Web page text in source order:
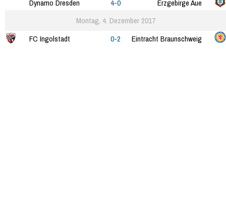
Dynamo Dresden
4-0
Erzgebirge Aue
Montag, 4. Dezember 2017
FC Ingolstadt
0-2 Eintracht Braunschweig